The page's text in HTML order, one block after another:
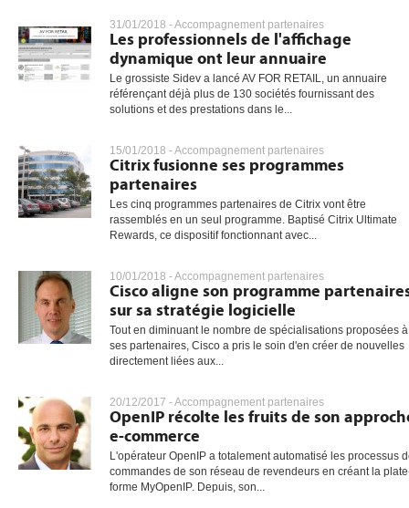
31/01/2018 -Accompagnement partenaires
Les professionnels de l'affichage
dynamique ont leur annuaire
Le grossiste Sidev a lancé AV FOR RETAIL, un annuaire
référençant déjà plus de 130 sociétés fournissant des
solutions et des prestations dans le...
15/01/2018 -Accompagnement partenaires
Citrix fusionne ses programmes
partenaires
Les cinq programmes partenaires de Citrix vont être
rassemblés en un seul programme. Baptisé Citrix Ultimate
Rewards, ce dispositif fonctionnant avec...
10/01/2018 -Accompagnement partenaires
Cisco aligne son programme
sur sa stratégie logicielle
Tout en diminuant le nombre de spécialisations proposées à
ses partenaires, Cisco a pris le soin d'en créer de nouvelles
directement liées aux...
20/12/2017 -Accompagnement partenaires
OpenIP récolte les fruits de son
e-commerce
L'opérateur OpenIP a totalement automatisé les processus
commandes de son réseau de revendeurs en créant la
forme MyOpenIP. Depuis, son...